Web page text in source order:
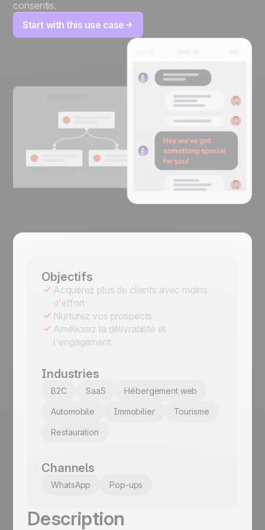
consentis.
Start with this use case
Objectifs
Acquérez plus de clients avec moins
d'effort
Nurturez vos prospects
Améliorez la délivrabilité et
l'engagement
Industries
B2C SaaS Hébergement web
Automobile Immobilier Tourisme
Restauration
Channels
WhatsApp Pop-ups
Description